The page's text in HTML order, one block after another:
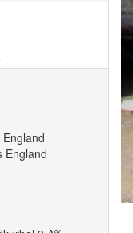
England